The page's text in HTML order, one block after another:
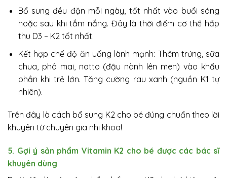
Bổ sung đều đặn mỗi ngày, tốt nhất vào buổi sáng
hoặc sau khi tắm nắng. Đây là thời điểm cơ thể hấp
thu D3 – K2 tốt nhất.
Kết hợp chế độ ăn uống lành mạnh: Thêm trứng, sữa
chua, phô mai, natto (đậu nành lên men) vào khẩu
phần khi trẻ lớn. Tăng cường rau xanh (nguồn K1 tự
nhiên).
Trên đây là cách bổ sung K2 cho bé đúng chuẩn theo lời
khuyên từ chuyên gia nhi khoa!
5. Gợi ý sản phẩm Vitamin K2 cho bé được các bác sĩ
khuyên dùng